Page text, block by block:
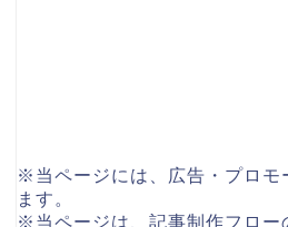
※当ページには、広告・プロモ
ます。
※当ページは、記事制作フロー